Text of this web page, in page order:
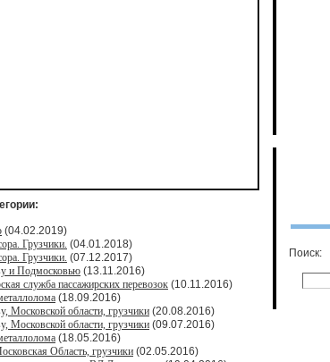
(04.02.2019)
Грузчики. (04.01.2018)
Грузчики. (07.12.2017)
и Подмосковью (13.11.2016)
служба пассажирских перевозок (10.11.2016)
(18.09.2016)
Московской области, грузчики (20.08.2016)
Московской области, грузчики (09.07.2016)
(18.05.2016)
Область, грузчики (02.05.2016)
Поиск: